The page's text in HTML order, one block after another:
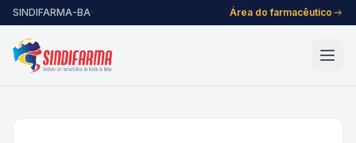
Pular para o conteúdo
SINDIFARMA-BA· Área do farmacêutico